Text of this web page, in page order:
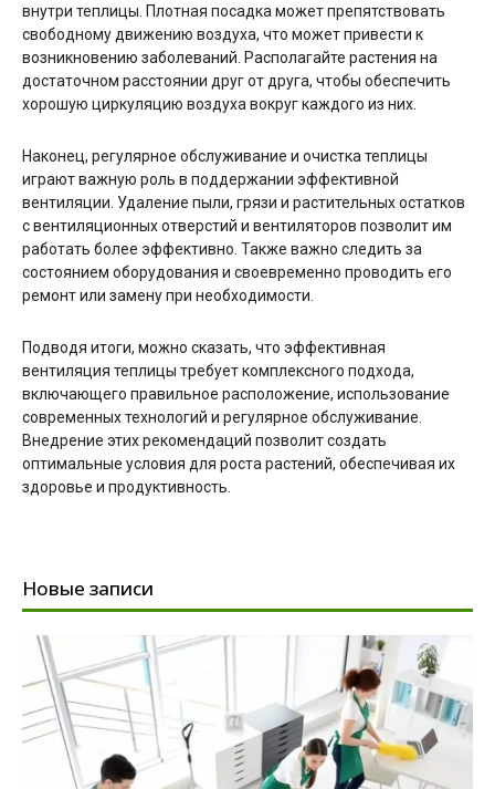
внутри теплицы. Плотная посадка может препятствовать
свободному движению воздуха, что может привести к
возникновению заболеваний. Располагайте растения на
достаточном расстоянии друг от друга, чтобы обеспечить
хорошую циркуляцию воздуха вокруг каждого из них.
Наконец, регулярное обслуживание и очистка теплицы
играют важную роль в поддержании эффективной
вентиляции. Удаление пыли, грязи и растительных остатков
с вентиляционных отверстий и вентиляторов позволит им
работать более эффективно. Также важно следить за
состоянием оборудования и своевременно проводить его
ремонт или замену при необходимости.
Подводя итоги, можно сказать, что эффективная
вентиляция теплицы требует комплексного подхода,
включающего правильное расположение, использование
современных технологий и регулярное обслуживание.
Внедрение этих рекомендаций позволит создать
оптимальные условия для роста растений, обеспечивая их
здоровье и продуктивность.
Новые записи